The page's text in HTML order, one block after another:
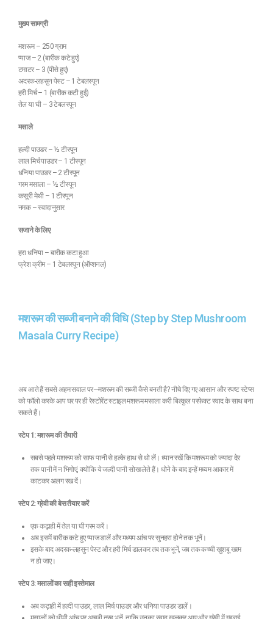
मुख्य सामग्री
मशरूम – 250 ग्राम
प्याज – 2 (बारीक कटे हुए)
टमाटर – 3 (पीसे हुए)
अदरक-लहसुन पेस्ट – 1 टेबलस्पून
हरी मिर्च – 1 (बारीक कटी हुई)
तेल या घी – 3 टेबलस्पून
मसाले
हल्दी पाउडर – ½ टीस्पून
लाल मिर्च पाउडर – 1 टीस्पून
धनिया पाउडर – 2 टीस्पून
गरम मसाला – ½ टीस्पून
कसूरी मेथी – 1 टीस्पून
नमक – स्वादानुसार
सजाने के लिए
हरा धनिया – बारीक कटा हुआ
फ्रेश क्रीम – 1 टेबलस्पून (ऑप्शनल)
मशरूम की सब्जी बनाने की विधि (Step by Step Mushroom
Masala Curry Recipe)
अब आते हैं सबसे अहम सवाल पर—मशरूम की सब्जी कैसे बनती है? नीचे दिए गए आसान और स्पष्ट स्टेप्स
को फॉलो करके आप घर पर ही रेस्टोरेंट स्टाइल मशरूम मसाला करी बिल्कुल परफेक्ट स्वाद के साथ बना
सकते हैं।
स्टेप 1: मशरूम की तैयारी
सबसे पहले मशरूम को साफ पानी से हल्के हाथ से धो लें। ध्यान रखें कि मशरूम को ज्यादा देर
तक पानी में न भिगोएं, क्योंकि ये जल्दी पानी सोख लेते हैं। धोने के बाद इन्हें मध्यम आकार में
काटकर अलग रख दें।
स्टेप 2: ग्रेवी की बेस तैयार करें
एक कढ़ाही में तेल या घी गरम करें।
अब इसमें बारीक कटे हुए प्याज डालें और मध्यम आंच पर सुनहरा होने तक भूनें।
इसके बाद अदरक-लहसुन पेस्ट और हरी मिर्च डालकर तब तक भूनें, जब तक कच्ची खुशबू खत्म
न हो जाए।
स्टेप 3: मसालों का सही इस्तेमाल
अब कढ़ाही में हल्दी पाउडर, लाल मिर्च पाउडर और धनिया पाउडर डालें।